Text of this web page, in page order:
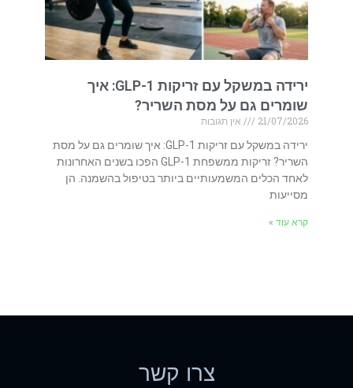
ירידה במשקל עם זריקות GLP-1: איך
שומרים גם על מסת השריר?
21/07/2026
אין תגובות
ירידה במשקל עם זריקות GLP-1: איך שומרים גם על מסת
השריר? זריקות ממשפחת GLP-1 הפכו בשנים האחרונות
לאחד הכלים המשמעותיים ביותר בטיפול בהשמנה. הן
מסייעות
קרא עוד »
צרו קשר